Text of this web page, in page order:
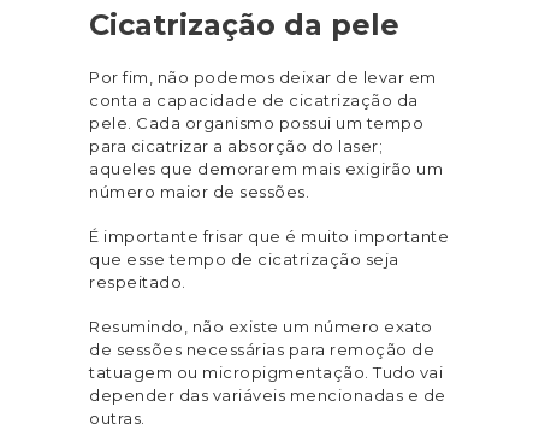
Cicatrização da pele
Por fim, não podemos deixar de levar em
conta a capacidade de cicatrização da
pele. Cada organismo possui um tempo
para cicatrizar a absorção do laser;
aqueles que demorarem mais exigirão um
número maior de sessões.
É importante frisar que é muito importante
que esse tempo de cicatrização seja
respeitado.
Resumindo, não existe um número exato
de sessões necessárias para remoção de
tatuagem ou micropigmentação. Tudo vai
depender das variáveis mencionadas e de
outras.